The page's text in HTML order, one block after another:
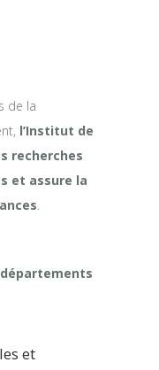
de la
l’Institut de
recherches
et assure la
et